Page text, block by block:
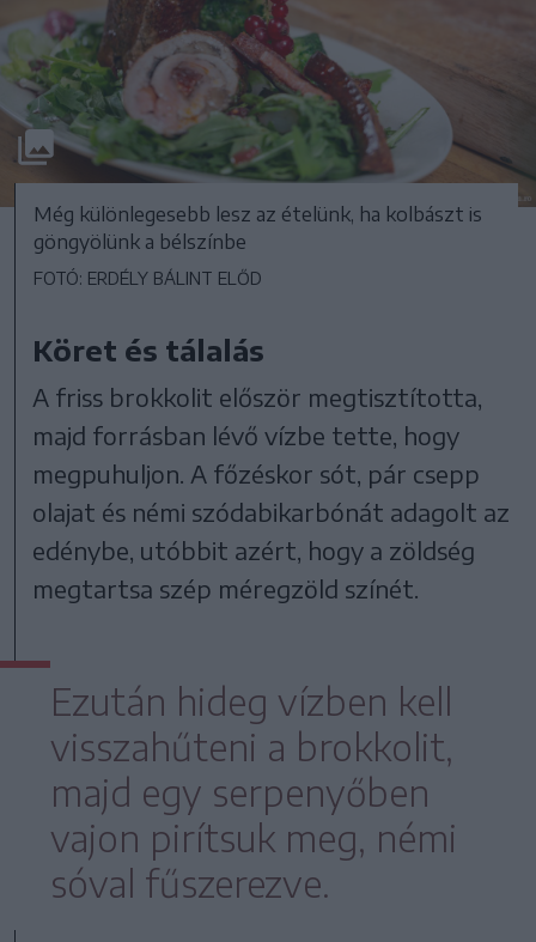
Még különlegesebb lesz az ételünk, ha kolbászt is
göngyölünk a bélszínbe
FOTÓ: ERDÉLY BÁLINT ELŐD
Köret és tálalás
A friss brokkolit először megtisztította,
majd forrásban lévő vízbe tette, hogy
megpuhuljon. A főzéskor sót, pár csepp
olajat és némi szódabikarbónát adagolt az
edénybe, utóbbit azért, hogy a zöldség
megtartsa szép méregzöld színét.
Ezután hideg vízben kell
visszahűteni a brokkolit,
majd egy serpenyőben
vajon pirítsuk meg, némi
sóval fűszerezve.